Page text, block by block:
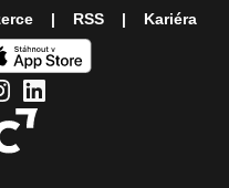
RSS Kariéra